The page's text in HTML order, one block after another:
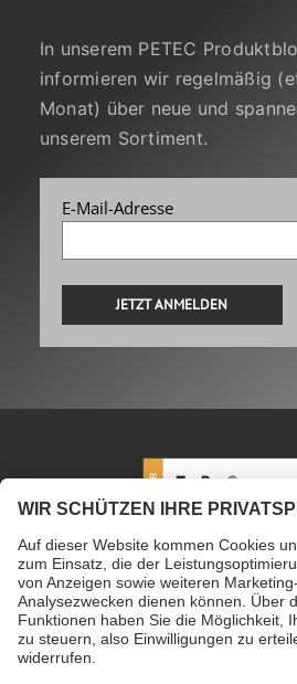
In unserem PETEC
informieren wir regelmäßig
Monat) über neue und
unserem Sortiment.
E-Mail-Adresse
Alternative:
PETEC Verbindungstechnik GmbH
96132 Schlüsselfeld |
0 |